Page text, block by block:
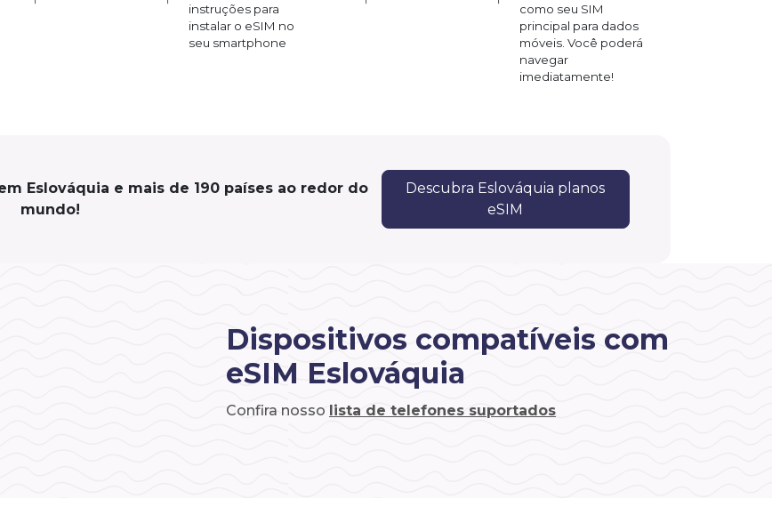
instruções para
instalar o eSIM no
seu smartphone
como seu SIM
principal para dados
móveis. Você poderá
navegar
imediatamente!
Eslováquia e mais de 190 países ao redor do
mundo!
Descubra Eslováquia planos
eSIM
Dispositivos compatíveis com
eSIM Eslováquia
Confira nosso lista de telefones suportados